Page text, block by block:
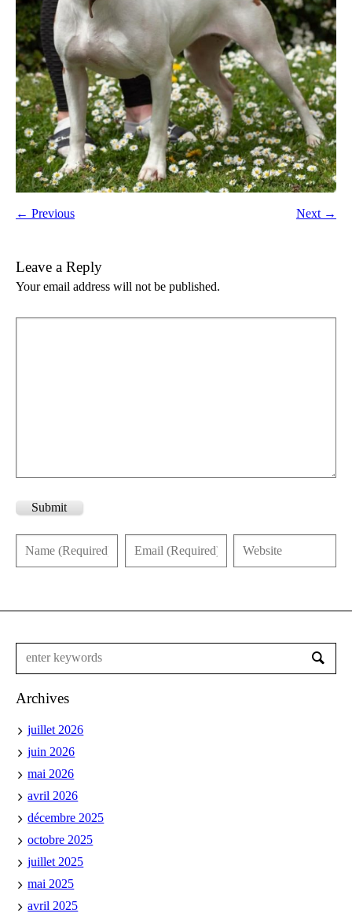
← Previous Next →
Leave a Reply
Your email address will not be published.
Submit
Archives
juillet 2026
juin 2026
mai 2026
avril 2026
décembre 2025
octobre 2025
juillet 2025
mai 2025
avril 2025